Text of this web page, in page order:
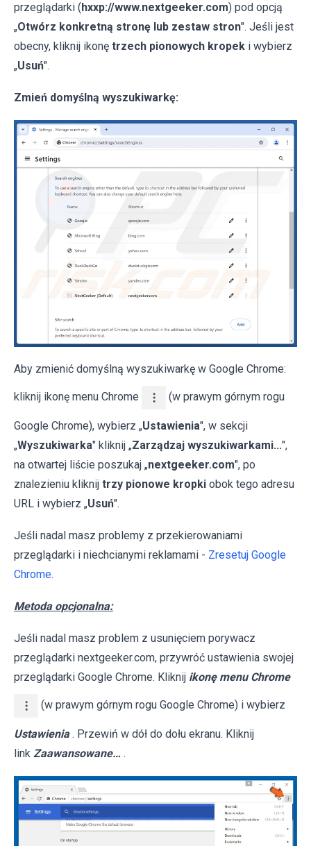
przeglądarki (hxxp://www.nextgeeker.com) pod opcją
„Otwórz konkretną stronę lub zestaw stron". Jeśli jest
obecny, kliknij ikonę trzech pionowych kropek i wybierz
„Usuń".
Zmień domyślną wyszukiwarkę:
Aby zmienić domyślną wyszukiwarkę w Google Chrome:
kliknij ikonę menu Chrome (w prawym górnym rogu
Google Chrome), wybierz „Ustawienia", w sekcji
„Wyszukiwarka" kliknij „Zarządzaj wyszukiwarkami...",
na otwartej liście poszukaj „nextgeeker.com", po
znalezieniu kliknij trzy pionowe kropki obok tego adresu
URL i wybierz „Usuń".
Jeśli nadal masz problemy z przekierowaniami
przeglądarki i niechcianymi reklamami - Zresetuj Google
Chrome.
Metoda opcjonalna:
Jeśli nadal masz problem z usunięciem porywacz
przeglądarki nextgeeker.com, przywróć ustawienia swojej
przeglądarki Google Chrome. Kliknij ikonę menu Chrome
(w prawym górnym rogu Google Chrome) i wybierz
Ustawienia . Przewiń w dół do dołu ekranu. Kliknij
link Zaawansowane… .